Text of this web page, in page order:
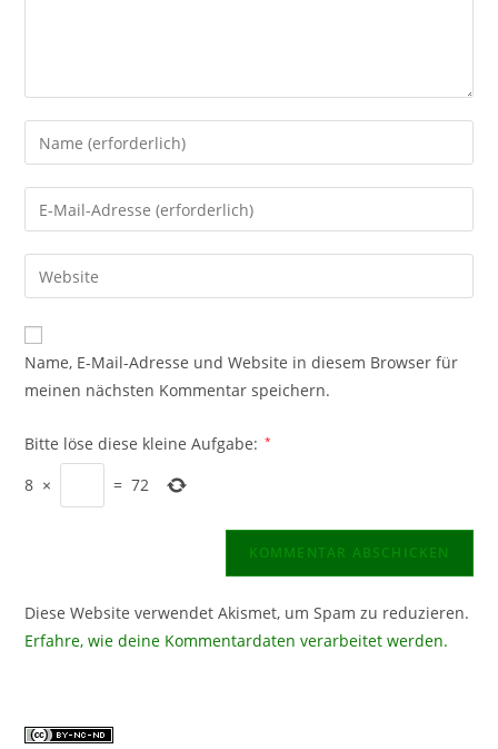
Gib
deinen
Namen
oder
zum
Kommentieren
ein
Gib
deine
E-
Mail-
zum
Kommentieren
ein
Gib
deine
Website-
URL
Name, E-Mail-Adresse und Website in diesem Browser für
meinen nächsten Kommentar speichern.
Bitte löse diese kleine Aufgabe: *
8 × = 72
Diese Website verwendet Akismet, um Spam zu reduzieren.
Erfahre, wie deine Kommentardaten verarbeitet werden.